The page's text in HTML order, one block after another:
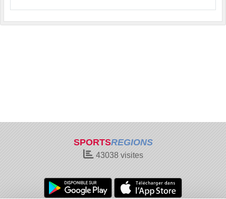
SPORTSREGIONS
43038visites